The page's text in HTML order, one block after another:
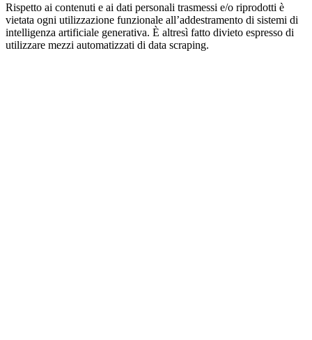
Rispetto ai contenuti e ai dati personali trasmessi e/o riprodotti è
vietata ogni utilizzazione funzionale all’addestramento di sistemi di
intelligenza artificiale generativa. È altresì fatto divieto espresso di
utilizzare mezzi automatizzati di data scraping.